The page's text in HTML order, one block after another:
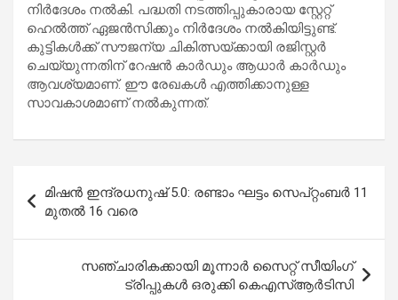
നിർദേശം നൽകി. പദ്ധതി നടത്തിപ്പുകാരായ സ്റ്റേറ്റ്
ഹെൽത്ത് ഏജൻസിക്കും നിർദേശം നൽകിയിട്ടുണ്ട്.
കുട്ടികൾക്ക് സൗജന്യ ചികിത്സയ്ക്കായി രജിസ്റ്റർ
ചെയ്യുന്നതിന് റേഷൻ കാർഡും ആധാർ കാർഡും
ആവശ്യമാണ്. ഈ രേഖകൾ എത്തിക്കാനുള്ള
സാവകാശമാണ് നൽകുന്നത്.
navigation
മിഷന്‍ ഇന്ദ്രധനുഷ് 5.0: രണ്ടാം ഘട്ടം സെപ്റ്റംബര്‍ 11
മുതല്‍ 16 വരെ
സഞ്ചാരികക്കായി മൂന്നാര്‍ സൈറ്റ് സീയിംഗ്
ട്രിപ്പുകൾ ഒരുക്കി കെഎസ്ആര്‍ടിസി